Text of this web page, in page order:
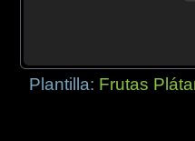
Plantilla: Frutas